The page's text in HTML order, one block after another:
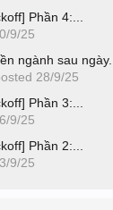
Phần 4:...
9/25
ngành sau ngày...
28/9/25
Phần 3:...
9/25
Phần 2:...
9/25